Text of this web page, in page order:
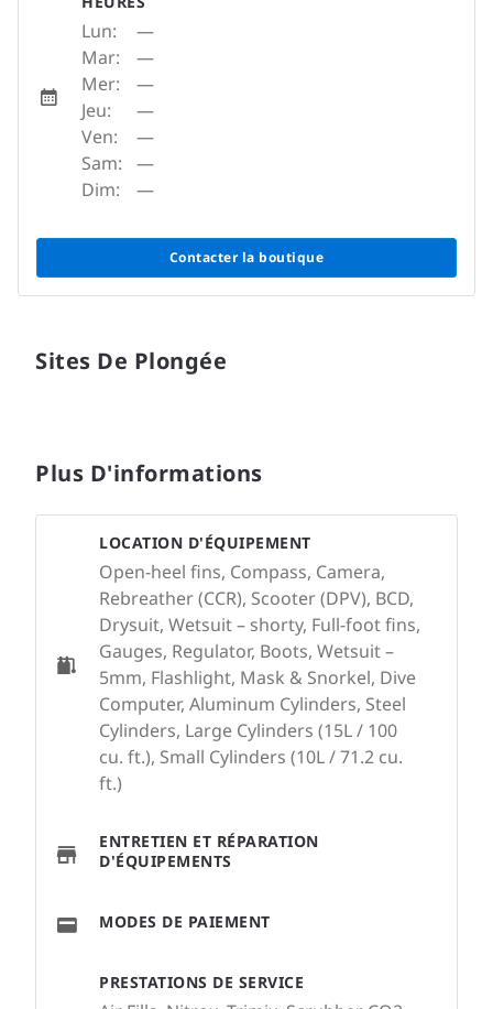
Lun:
—
Mar:
—
Mer:
—
Jeu:
—
Ven:
—
Sam:
—
Dim:
—
Contacter la boutique
Sites De Plongée
Plus D'informations
PRESTATIONS DE SERVICE
LOCATION D'ÉQUIPEMENT
Open-heel fins, Compass, Camera,
Rebreather (CCR), Scooter (DPV), BCD,
Drysuit, Wetsuit – shorty, Full-foot fins,
Gauges, Regulator, Boots, Wetsuit –
5mm, Flashlight, Mask & Snorkel, Dive
Computer, Aluminum Cylinders, Steel
Cylinders, Large Cylinders (15L / 100
cu. ft.), Small Cylinders (10L / 71.2 cu.
ft.)
ENTRETIEN ET RÉPARATION
D'ÉQUIPEMENTS
MODES DE PAIEMENT